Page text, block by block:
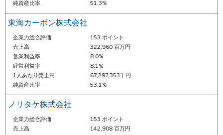
純資産比率
51.3%
東海カーボン株式会社
企業力総合評価
153 ポイント
売上高
322,960 百万円
営業利益率
8.0%
経常利益率
8.1%
1人あたり売上高
67,297,353千円
純資産比率
53.1%
ノリタケ株式会社
企業力総合評価
153 ポイント
売上高
142,908 百万円